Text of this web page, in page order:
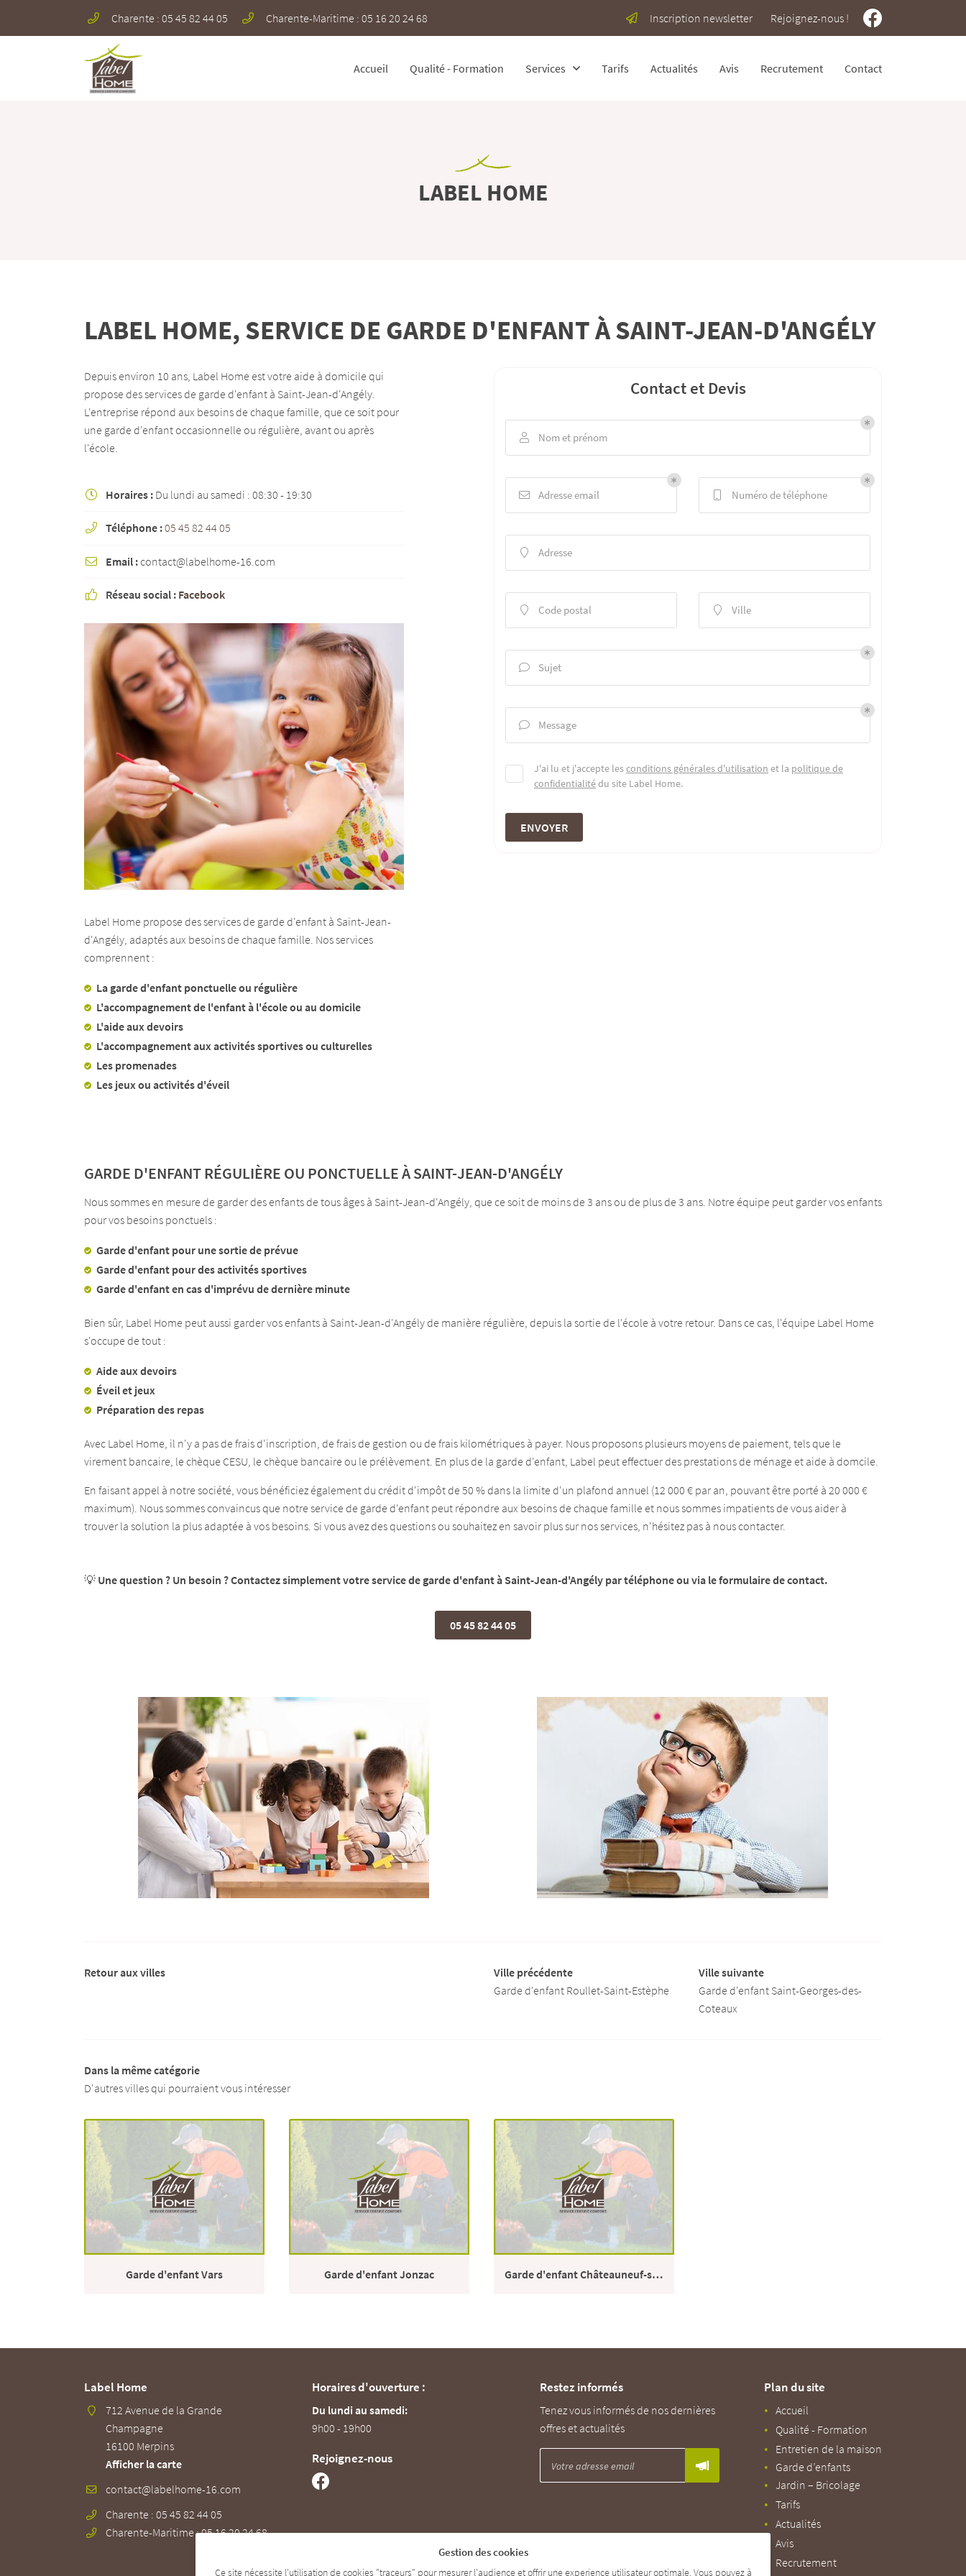
Charente : 05 45 82 44 05 Charente-Maritime : 05 16 20 24 68 Inscription newsletter Rejoignez-nous !
Accueil Qualité - Formation Services Tarifs Actualités Avis Recrutement Contact
712 Avenue de la Grande Champagne
email indiqué ci-dessus. Vous pouvez vous désinscrire à tout moment en utilisantle formulaire
de désinscription .
INSCRIPTION
LABEL HOME
LABEL HOME, SERVICE DE GARDE D'ENFANT À SAINT-JEAN-D'ANGÉLY
Depuis environ 10 ans, Label Home est votre aide à domicile qui
propose des services de garde d'enfant à Saint-Jean-d'Angély.
L'entreprise répond aux besoins de chaque famille, que ce soit pour
une garde d'enfant occasionnelle ou régulière, avant ou après
l'école.
 Horaires : Du lundi au samedi : 08:30 - 19:30
 Téléphone :05 45 82 44 05
 Email :contact@labelhome-16.com
 Réseau social : Facebook
Label Home propose des services de garde d'enfant à Saint-Jean-
d'Angély, adaptés aux besoins de chaque famille. Nos services
comprennent :
La garde d'enfant ponctuelle ou régulière
L'accompagnement de l'enfant à l'école ou au domicile
L'aide aux devoirs
L'accompagnement aux activités sportives ou culturelles
Les promenades
Les jeux ou activités d'éveil
Contact et Devis
 Nom et prénom
 Adresse email Numéro de téléphone
 Adresse
 Code postal  Ville
 Sujet
 Message
J'ai lu et j'accepte lesconditions générales d'utilisation et la politique de
confidentialitédu site Label Home.
ENVOYER
GARDE D'ENFANT RÉGULIÈRE OU PONCTUELLE À SAINT-JEAN-D'ANGÉLY
Nous sommes en mesure de garder des enfants de tous âges à Saint-Jean-d'Angély, que ce soit de moins de 3 ans ou de plus de 3 ans. Notre équipe peut garder vos enfants
pour vos besoins ponctuels :
Garde d'enfant pour une sortie de prévue
Garde d'enfant pour des activités sportives
Garde d'enfant en cas d'imprévu de dernière minute
Bien sûr, Label Home peut aussi garder vos enfants à Saint-Jean-d'Angély de manière régulière, depuis la sortie de l'école à votre retour. Dans ce cas, l'équipe Label Home
s'occupe de tout :
Aide aux devoirs
Éveil et jeux
Préparation des repas
Avec Label Home, il n'y a pas de frais d'inscription, de frais de gestion ou de frais kilométriques à payer. Nous proposons plusieurs moyens de paiement, tels que le
virement bancaire, le chèque CESU, le chèque bancaire ou le prélèvement. En plus de la garde d'enfant, Label peut effectuer des prestations de ménage et aide à domcile.
En faisant appel à notre société, vous bénéficiez également du crédit d'impôt de 50 % dans la limite d'un plafond annuel (12 000 € par an, pouvant être porté à 20 000 €
maximum). Nous sommes convaincus que notre service de garde d'enfant peut répondre aux besoins de chaque famille et nous sommes impatients de vous aider à
trouver la solution la plus adaptée à vos besoins. Si vous avez des questions ou souhaitez en savoir plus sur nos services, n'hésitez pas à nous contacter.
💡 Une question ? Un besoin ? Contactez simplement votre service de garde d'enfant à Saint-Jean-d'Angély par téléphone ou via le formulaire de contact.
05 45 82 44 05
Retour aux villes
Ville précédente
Garde d'enfant Roullet-Saint-Estèphe
Ville suivante
Garde d'enfant Saint-Georges-des-
Coteaux
Dans la même catégorie
D'autres villes qui pourraient vous intéresser
Garde d'enfant Vars Garde d'enfant Jonzac Garde d'enfant Châteauneuf-sur-Charente
Label Home
712 Avenue de la Grande
Champagne
16100 Merpins
Afficher la carte
Charente : 05 45 82 44 05
Charente-Maritime : 05 16 20 24 68
Horaires d'ouverture :
Du lundi au samedi:
9h00 - 19h00
Rejoignez-nous
Restez informés
Tenez vous informés de nos dernières
offres et actualités
Plan du site
Accueil
Qualité - Formation
Entretien de la maison
Garde d’enfants
Jardin – Bricolage
Tarifs
Actualités
Avis
Recrutement
Gestion des cookies
Ce site nécessite l'utilisation de cookies "traceurs" pour mesurer l'audience et offrir une experience utilisateur optimale. Vous pouvez à